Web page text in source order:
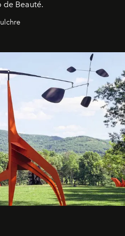
de Beauté.